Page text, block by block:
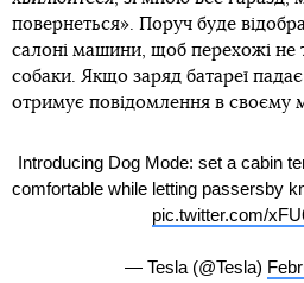
повернеться». Поруч буде
салоні машини, щоб перехожі не
собаки. Якщо заряд батареї
отримує повідомлення в своєму
Introducing Dog Mode: set a cabin
comfortable while letting passersby
pic.twitter.com/
— Tesla (@Tesla)